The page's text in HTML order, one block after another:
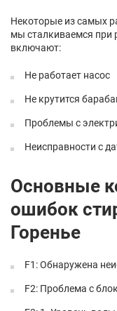
Некоторые из самых
мы сталкиваемся при
включают:
Не работает насос
Не крутится
Проблемы с
Неисправности с
Основные
ошибок
Горенье
F1: Обнаружена
F2: Проблема с